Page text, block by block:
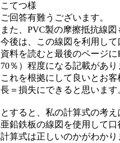
こてつ様
ご回答有難うございます。
また、PVC製の摩擦抵抗線
今後は、この線図を利用し
資料を読むと最後のページ
70％）程度になる記載があ
これを根拠にして良いとお
長＝損失にできると思います
とすると、私の計算式の考
亜鉛鉄板の線図を使用して
計算式は正しいのかがわかり